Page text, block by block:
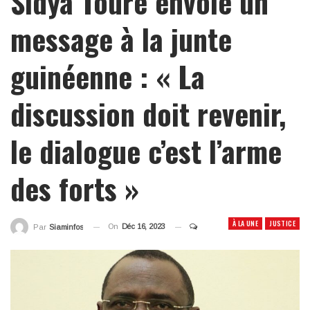
message à la junte
guinéenne : « La
discussion doit revenir,
le dialogue c’est l’arme
des forts »
À LA UNE JUSTICE
Par Siaminfos On Déc 16, 2023